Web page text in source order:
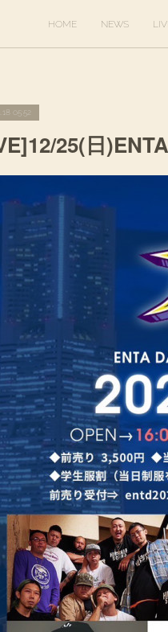
HOME NEWS
05:52
25(日